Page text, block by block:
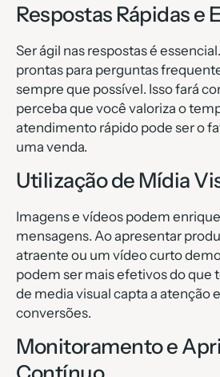
Respostas Rápidas e
Ser ágil nas respostas é
prontas para perguntas
sempre que possível. Isso fará
perceba que você valoriza o
atendimento rápido pode ser o
uma venda.
Utilização de Mídia
Imagens e vídeos podem
mensagens. Ao apresentar
atraente ou um vídeo curto
podem ser mais efetivos do que
de media visual capta a atenção
conversões.
Monitoramento e